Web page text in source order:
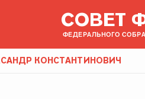
СОВЕТ
ФЕДЕРАЛЬНОГО
КОНСТАНТИНОВИЧ